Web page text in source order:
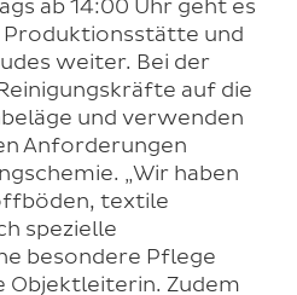
ab 14:00 Uhr geht es
Produktionsstätte und
weiter. Bei der
auf die
und verwenden
Anforderungen
„Wir haben
textile
spezielle
besondere Pflege
Objektleiterin. Zudem